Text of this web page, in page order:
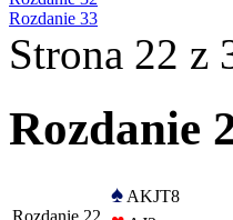
Rozdanie 33
Strona 22 z
Rozdanie
Rozdanie 22
♠ AKJT8